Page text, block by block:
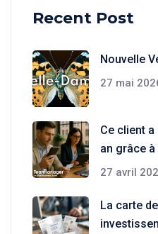
Recent Post
Nouvelle
27 mai
Ce client
an grâce à
27 avril
La carte